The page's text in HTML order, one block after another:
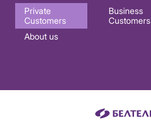
Основная
навигация
Private
Customers
Business
Customers
About us